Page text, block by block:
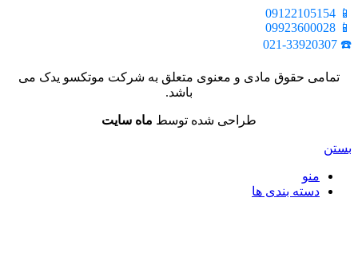
📱 09122105154
📱 09923600028
☎️ 021-33920307
تمامی حقوق مادی و معنوی متعلق به شرکت موتکسو یدک می
باشد.
طراحی شده توسط ماه سایت
بستن
منو
دسته بندی ها